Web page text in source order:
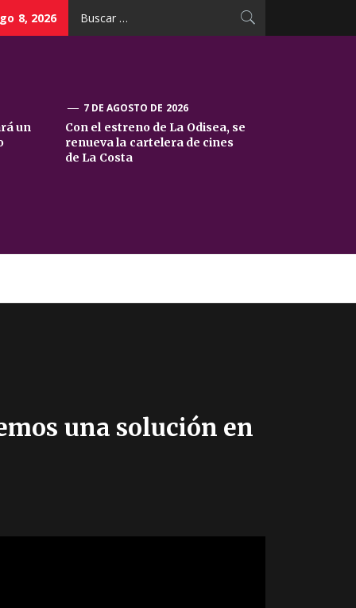
8, 2026
un
7 DE AGOSTO DE 2026
Con el estreno de La Odisea, se
renueva la cartelera de cines
de La Costa
una solución en